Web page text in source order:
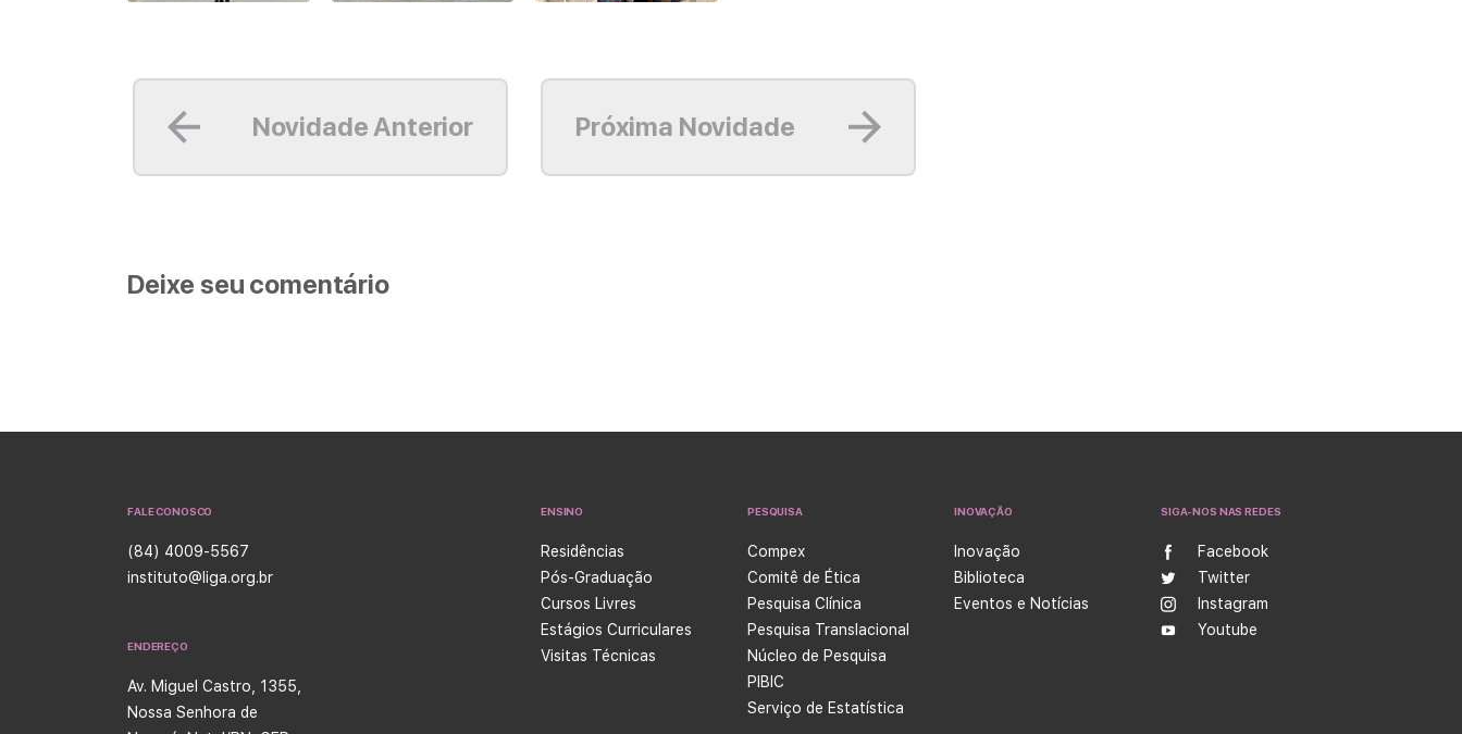
Novidade Anterior Próxima Novidade
Deixe seu comentário
FALE CONOSCO
(84) 4009-5567
instituto@liga.org.br
ENDEREÇO
Av. Miguel Castro, 1355,
Nossa Senhora de
ENSINO
Residências
Pós-Graduação
Cursos Livres
Estágios Curriculares
Visitas Técnicas
PESQUISA
Compex
Comitê de Ética
Pesquisa Clínica
Pesquisa Translacional
Núcleo de Pesquisa
PIBIC
Serviço de Estatística
INOVAÇÃO
Inovação
Biblioteca
Eventos e Notícias
SIGA-NOS NAS REDES
Facebook
Twitter
Instagram
Youtube